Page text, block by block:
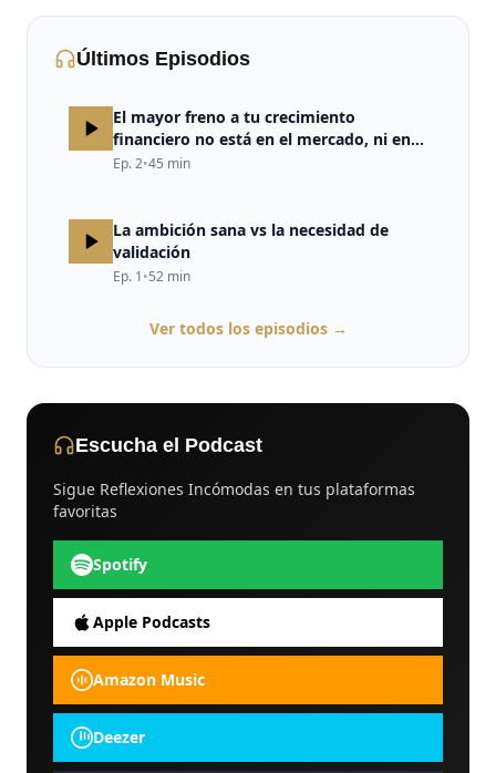
Últimos Episodios
El mayor freno a tu crecimiento
financiero no está en el mercado, ni en
la estrategia, ni en la falta de
Ep.2•45 min
La ambición sana vs la necesidad de
validación
Ep. 1•52 min
Ver todos los episodios →
Escucha el Podcast
Sigue Reflexiones Incómodas en tus plataformas
favoritas
Spotify
Apple Podcasts
Amazon Music
Deezer